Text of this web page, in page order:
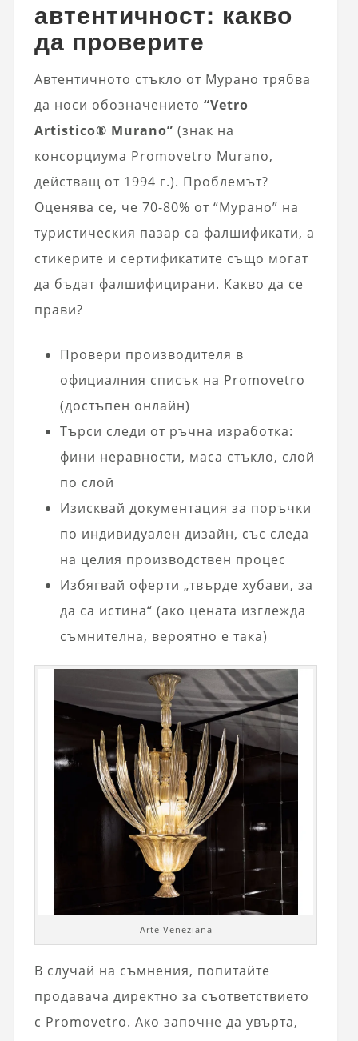
автентичност: какво
да проверите
Автентичното стъкло от Мурано трябва
да носи обозначението “Vetro
Artistico® Murano” (знак на
консорциума Promovetro Murano,
действащ от 1994 г.). Проблемът?
Оценява се, че 70-80% от “Мурано” на
туристическия пазар са фалшификати, а
стикерите и сертификатите също могат
да бъдат фалшифицирани. Какво да се
прави?
Провери производителя в
официалния списък на Promovetro
(достъпен онлайн)
Търси следи от ръчна изработка:
фини неравности, маса стъкло, слой
по слой
Изисквай документация за поръчки
по индивидуален дизайн, със следа
на целия производствен процес
Избягвай оферти „твърде хубави, за
да са истина“ (ако цената изглежда
съмнителна, вероятно е така)
Arte Veneziana
В случай на съмнения, попитайте
продавача директно за съответствието
с Promovetro. Ако започне да увърта,